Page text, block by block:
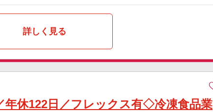
詳しく見る
年休122日／フレックス有◇冷凍食品業